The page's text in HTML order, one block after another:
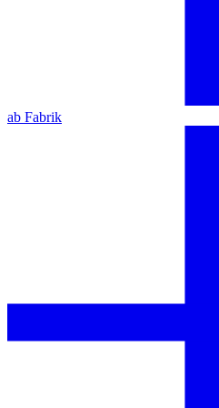
ab Fabrik